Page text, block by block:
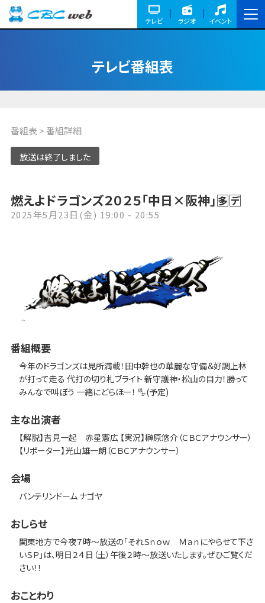
テレビ ラジオ イベント
テレビ番組表
番組表 > 番組詳細
放送は終了しました
燃えよドラゴンズ２０２５「中日×阪神」🈕🈓
2025年5月23日(金) 19:00 - 20:55
番組概要
今年のドラゴンズは見所満載！田中幹也の華麗な守備＆好調上林
が打って走る 代打の切り札ブライト 新守護神・松山の目力！勝って
みんなで叫ぼう 一緒にどらほー！ 🈀(予定)
主な出演者
【解説】吉見一起 赤星憲広 【実況】榊原悠介（ＣＢＣアナウンサー）
【リポーター】光山雄一朗（ＣＢＣアナウンサー）
会場
バンテリンドーム ナゴヤ
おしらせ
関東地方で今夜７時〜放送の「それＳｎｏｗ Ｍａｎにやらせて下さ
いＳＰ」は、明日２４日（土）午後２時〜放送いたします。ぜひご覧くだ
さい！！
おことわり